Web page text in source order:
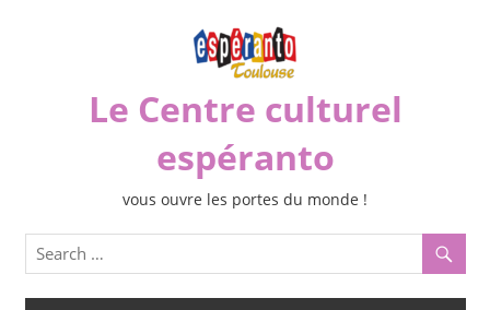
Le Centre culturel
espéranto
vous ouvre les portes du monde !